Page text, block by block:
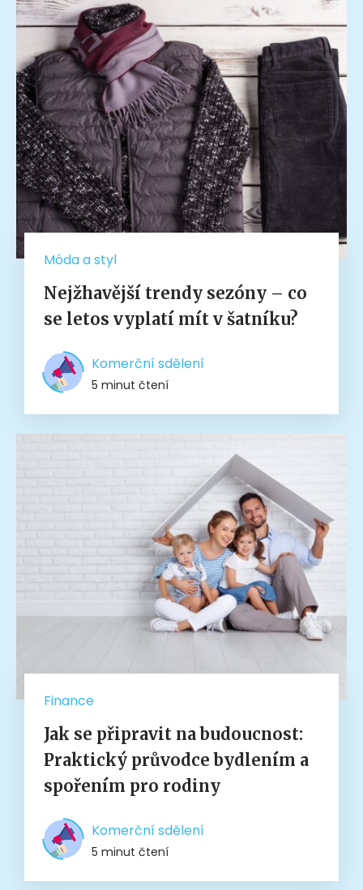
Móda a styl
Nejžhavější trendy sezóny – co
se letos vyplatí mít v šatníku?
Komerční sdělení
5 minut čtení
Finance
Jak se připravit na budoucnost:
Praktický průvodce bydlením a
spořením pro rodiny
Komerční sdělení
5 minut čtení